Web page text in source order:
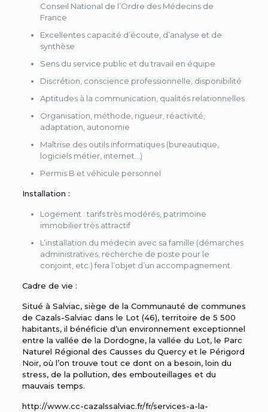
Conseil National de l’Ordre des Médecins de
France
Excellentes capacité d’écoute, d’analyse et de
synthèse
Sens du service public et du travail en équipe
Discrétion, conscience professionnelle, disponibilité
Aptitudes à la communication, qualités relationnelles
Organisation, méthode, rigueur, réactivité,
adaptation, autonomie
Maîtrise des outils informatiques (bureautique,
logiciels métier, internet…)
Permis B et véhicule personnel
Installation :
Logement : tarifs très modérés, patrimoine
immobilier très attractif
L’installation du médecin avec sa famille (démarches
administratives, recherche de poste pour le
conjoint, etc.) fera l’objet d’un accompagnement.
Cadre de vie :
Situé à Salviac, siège de la Communauté de communes
de Cazals-Salviac dans le Lot (46), territoire de 5 500
habitants, il bénéficie d’un environnement exceptionnel
entre la vallée de la Dordogne, la vallée du Lot, le Parc
Naturel Régional des Causses du Quercy et le Périgord
Noir, où l’on trouve tout ce dont on a besoin, loin du
stress, de la pollution, des embouteillages et du
mauvais temps.
http://www.cc-cazalssalviac.fr/fr/services-a-la-